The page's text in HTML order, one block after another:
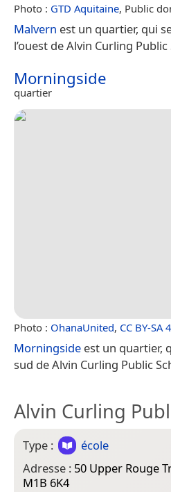
Photo : GTD Aquitaine, Public
Malvern est un quartier, qui
l’ouest de Alvin Curling Public
Morningside
quartier
Photo : OhanaUnited, CC BY-SA
Morningside est un quartier,
sud de Alvin Curling Public
Alvin Curling
Type :
école
Adresse : 50 Upper Rouge
M1B 6K4